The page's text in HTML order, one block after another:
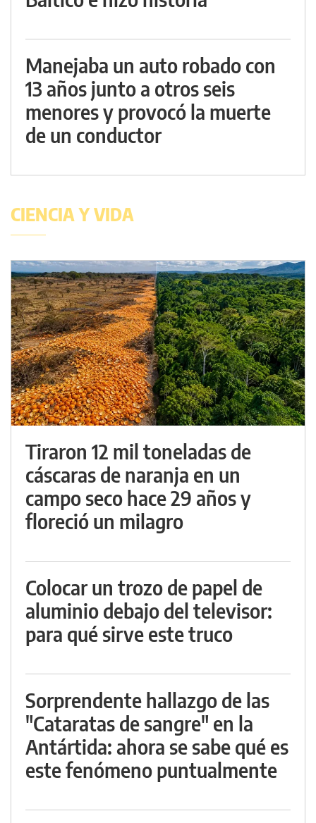
Manejaba un auto robado con
13 años junto a otros seis
menores y provocó la muerte
de un conductor
CIENCIA Y VIDA
Tiraron 12 mil toneladas de
cáscaras de naranja en un
campo seco hace 29 años y
floreció un milagro
Colocar un trozo de papel de
aluminio debajo del televisor:
para qué sirve este truco
Sorprendente hallazgo de las
"Cataratas de sangre" en la
Antártida: ahora se sabe qué es
este fenómeno puntualmente